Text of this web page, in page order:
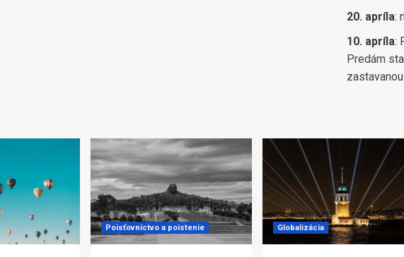
20. apríla:
10. apríla:
Predám
Poisťovníctvo a poistenie Globalizácia